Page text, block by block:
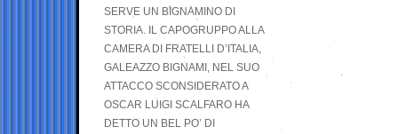
SERVE UN BIGNAMINO DI
STORIA. IL CAPOGRUPPO ALLA
CAMERA DI FRATELLI D’ITALIA,
GALEAZZO BIGNAMI, NEL SUO
ATTACCO SCONSIDERATO A
OSCAR LUIGI SCALFARO HA
DETTO UN BEL PO’ DI